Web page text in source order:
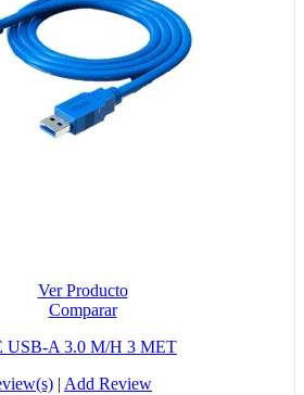
Ver Producto
Comparar
USB-A 3.0 M/H 3 MET
| Add Review